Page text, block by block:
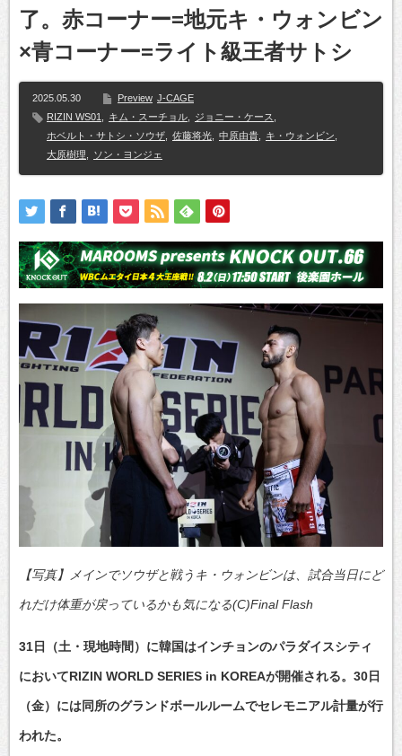
了。赤コーナー=地元キ・ウォンビン
×青コーナー=ライト級王者サトシ
2025.05.30 Preview J-CAGE
RIZIN WS01
キム・スーチョル ジョニー・ケース
ホベルト・サトシ・ソウザ
佐藤将光 中原由貴 キ・ウォンビン
大原樹理
ソン・ヨンジェ
【写真】メインでソウザと戦うキ・ウォンビンは、試合当日にど
れだけ体重が戻っているかも気になる(C)Final Flash
31日（土・現地時間）に韓国はインチョンのパラダイスシティ
においてRIZIN WORLD SERIES in KOREAが開催される。30日
（金）には同所のグランドボールルームでセレモニアル計量が行
われた。